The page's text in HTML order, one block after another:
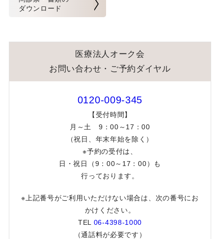
ダウンロード
医療法人オーク会
お問い合わせ・ご予約ダイヤル
0120-009-345
【受付時間】
月～土 9：00～17：00
（祝日、年末年始を除く）
※予約の受付は、
日・祝日（9：00～17：00）も
行っております。
※上記番号がご利用いただけない場合は、次の番号にお
かけください。
TEL 06-4398-1000
（通話料が必要です）